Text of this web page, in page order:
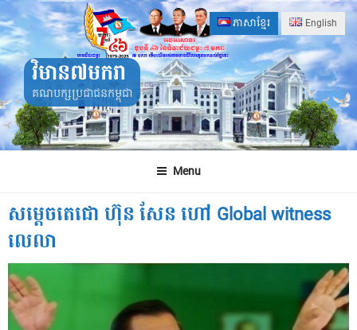
Skip
to
content
ភាសាខ្មែរ English
វិមាន៧មករា
គណបក្សប្រជាជនកម្ពុជា
Menu
សម្តេចតេជោ ហ៊ុន សែន ហៅ Global witness
លេលា